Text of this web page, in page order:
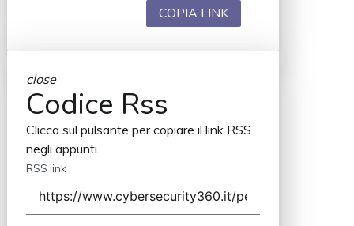
COPIA LINK
close
Codice Rss
Clicca sul pulsante per copiare il link RSS
negli appunti.
RSS link